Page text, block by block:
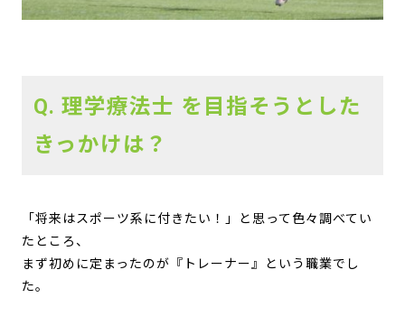
Q. 理学療法士 を目指そうとした
きっかけは？
「将来はスポーツ系に付きたい！」と思って色々調べてい
たところ、
まず初めに定まったのが『トレーナー』という職業でし
た。